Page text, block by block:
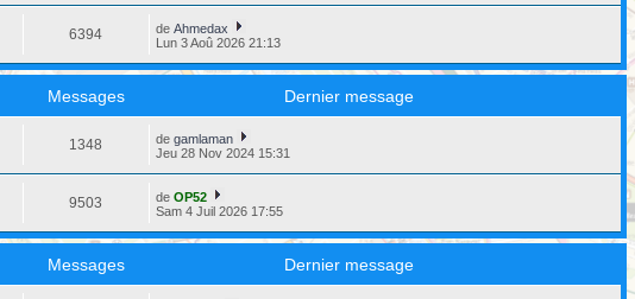
6394 deAhmedax
Lun 3 Aoû 2026 21:13
Messages Dernier message
1348 degamlaman
Jeu 28 Nov 2024 15:31
9503 deOP52
Sam 4 Juil 2026 17:55
Messages Dernier message